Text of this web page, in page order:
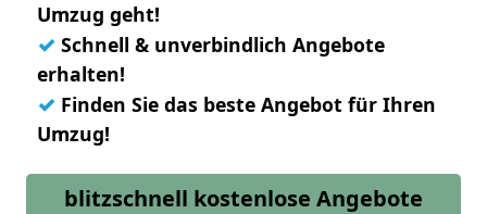
Umzug geht!
✓ Schnell & unverbindlich Angebote
erhalten!
✓ Finden Sie das beste Angebot für Ihren
Umzug!
blitzschnell kostenlose Angebote